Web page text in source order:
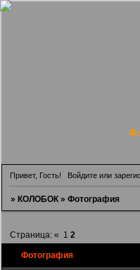
Привет, Гость! Войдитеили
»КОЛОБОК »Фотография
Фотография
Страница:« 1 2